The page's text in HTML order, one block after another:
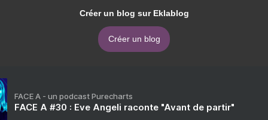
Créer un blog sur Eklablog
Créer un blog
FACE A - un podcast Purecharts
FACE A #30 : Eve Angeli raconte "Avant de partir"